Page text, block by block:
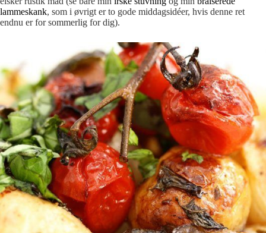
lammeskank, som i øvrigt er to gode middagsidéer, hvis denne ret
endnu er for sommerlig for dig).